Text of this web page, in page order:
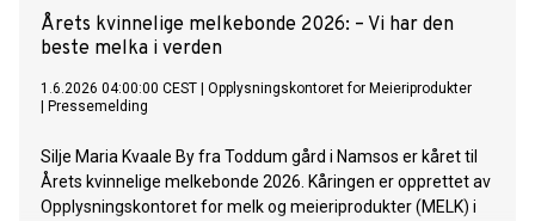
Årets kvinnelige melkebonde 2026: – Vi har den
beste melka i verden
1.6.2026 04:00:00 CEST
Opplysningskontoret for Meieriprodukter
Pressemelding
Silje Maria Kvaale By fra Toddum gård i Namsos er kåret til
Årets kvinnelige melkebonde 2026. Kåringen er opprettet av
Opplysningskontoret for melk og meieriprodukter (MELK) i